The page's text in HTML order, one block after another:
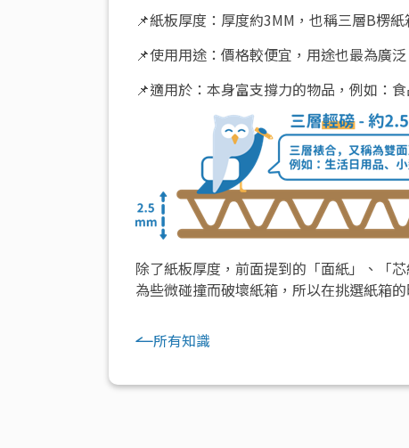
📌紙板厚度：厚度約3MM，也稱三層B楞紙
📌使用用途：價格較便宜，用途也最為廣
📌適用於：本身富支撐力的物品，例如：
除了紙板厚度，前面提到的「面紙」、「
為些微碰撞而破壞紙箱，所以在挑選紙箱
所有知識